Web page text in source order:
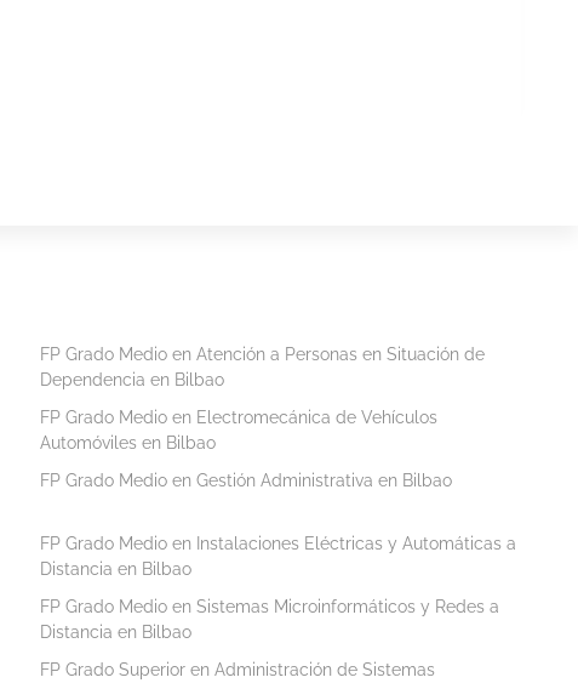
FP Grado Medio en Atención a Personas en Situación de
Dependencia en Bilbao
FP Grado Medio en Electromecánica de Vehículos
Automóviles en Bilbao
FP Grado Medio en Gestión Administrativa en Bilbao
FP Grado Medio en Instalaciones Eléctricas y Automáticas a
Distancia en Bilbao
FP Grado Medio en Sistemas Microinformáticos y Redes a
Distancia en Bilbao
FP Grado Superior en Administración de Sistemas